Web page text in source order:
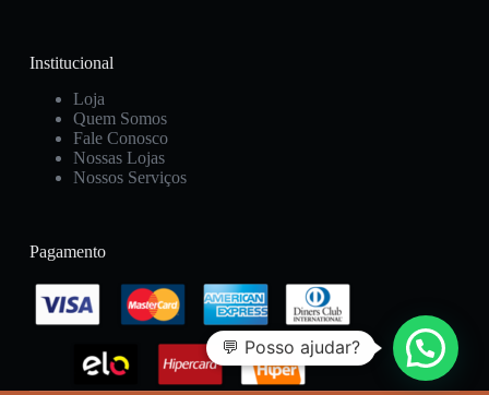
Institucional
Loja
Quem Somos
Fale Conosco
Nossas Lojas
Nossos Serviços
Pagamento
💬 Posso ajudar?